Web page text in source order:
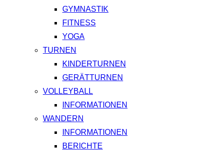
GYMNASTIK
FITNESS
YOGA
TURNEN
KINDERTURNEN
GERÄTTURNEN
VOLLEYBALL
INFORMATIONEN
WANDERN
INFORMATIONEN
BERICHTE